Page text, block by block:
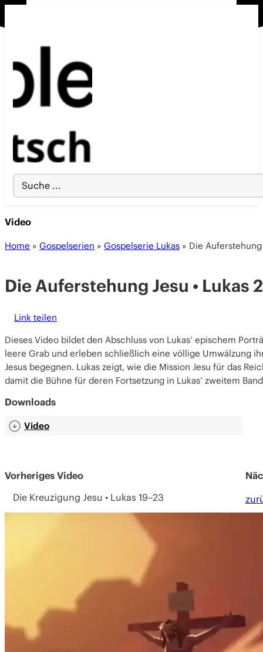
Search
...
Video
Home » Gospelserien » Gospelserie Lukas » Die Auferstehung
Die Auferstehung Jesu • Lukas
Link teilen
Dieses Video bildet den Abschluss von Lukas’ epischem
leere Grab und erleben schließlich eine völlige Umwälzung
Jesus begegnen. Lukas zeigt, wie die Mission Jesu für das
damit die Bühne für deren Fortsetzung in Lukas’ zweitem
Downloads
Video
Vorheriges Video
Die Kreuzigung Jesu • Lukas 19–23